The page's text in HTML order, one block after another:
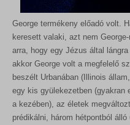
George termékeny előadó volt.
keresett valaki, azt nem
arra, hogy egy Jézus által
akkor George volt a megfelelő
beszélt Urbanában (Illinois
egy kis gyülekezetben (gyakran
a kezében), az életek
prédikálni, három hétpontból